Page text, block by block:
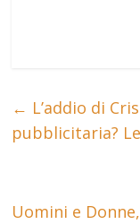
← L’addio di
pubblicitaria?
Uomini e